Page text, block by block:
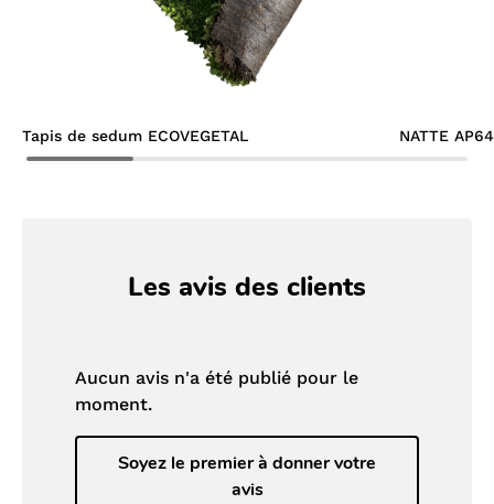
Tapis de sedum ECOVEGETAL NATTE AP64
Les avis des clients
Aucun avis n'a été publié pour le
moment.
Soyez le premier à donner votre
avis